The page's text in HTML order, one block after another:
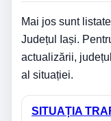
Mai jos sunt
Județul Iași.
actualizării,
al situației.
SITUAȚIA